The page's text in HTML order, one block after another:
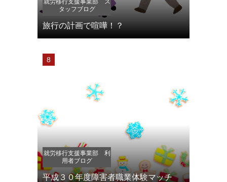
就労移行支援事業部 ス
タッフブログ
旅行の計画で喧嘩！？
就労移行支援事業部 利
用者ブログ
平成３０年度障害者職業体験マッチ